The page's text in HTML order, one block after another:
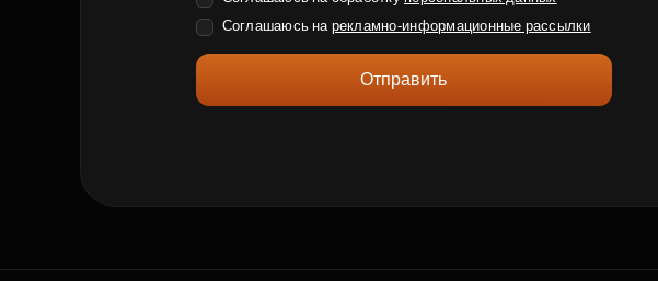
Соглашаюсь на рекламно-информационные рассылки
Отправить